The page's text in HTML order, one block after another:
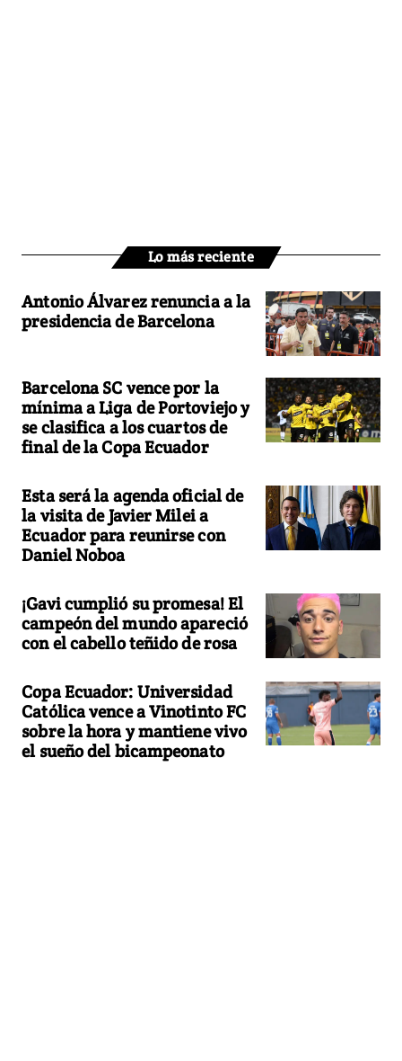
Lo más reciente
Antonio Álvarez renuncia a la
presidencia de Barcelona
Barcelona SC vence por la
mínima a Liga de Portoviejo y
se clasifica a los cuartos de
final de la Copa Ecuador
Esta será la agenda oficial de
la visita de Javier Milei a
Ecuador para reunirse con
Daniel Noboa
¡Gavi cumplió su promesa! El
campeón del mundo apareció
con el cabello teñido de rosa
Copa Ecuador: Universidad
Católica vence a Vinotinto FC
sobre la hora y mantiene vivo
el sueño del bicampeonato